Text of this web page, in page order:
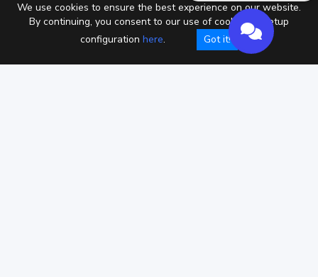
We use cookies to ensure the best experience on our website.
By continuing, you consent to our use of cookies or setup
configuration here. Got it!